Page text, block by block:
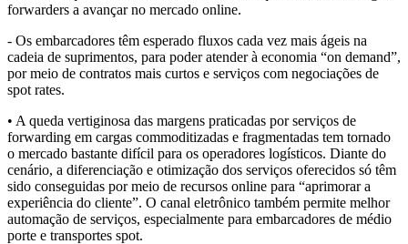
forwarders a avançar no mercado online.
- Os embarcadores têm esperado fluxos cada vez mais ágeis na
cadeia de suprimentos, para poder atender à economia “on demand”,
por meio de contratos mais curtos e serviços com negociações de
spot rates.
• A queda vertiginosa das margens praticadas por serviços de
forwarding em cargas commoditizadas e fragmentadas tem tornado
o mercado bastante difícil para os operadores logísticos. Diante do
cenário, a diferenciação e otimização dos serviços oferecidos só têm
sido conseguidas por meio de recursos online para “aprimorar a
experiência do cliente”. O canal eletrônico também permite melhor
automação de serviços, especialmente para embarcadores de médio
porte e transportes spot.